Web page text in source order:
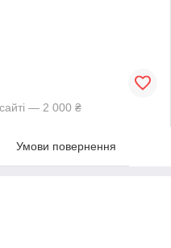
— 2 000 ₴
Умови повернення